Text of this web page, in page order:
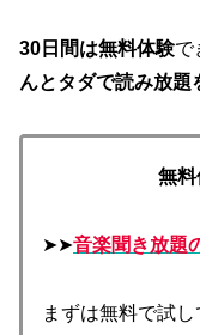
30日間は無料体験で
んとタダで読み放題
無
➤➤音楽聞き放題
まずは無料で試